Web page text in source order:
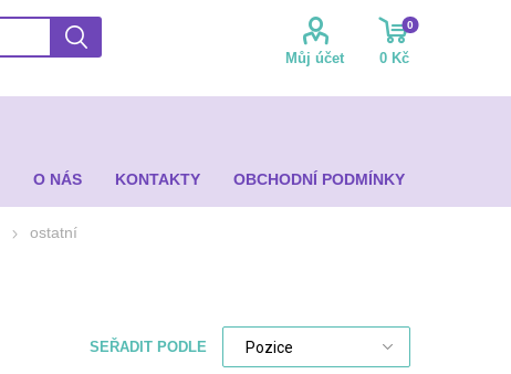
Můj účet
0
0 Kč
O NÁS KONTAKTY OBCHODNÍ PODMÍNKY
ostatní
SEŘADIT PODLE